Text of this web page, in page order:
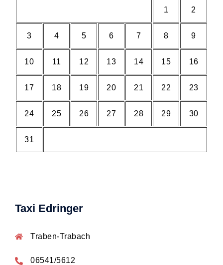
1 2
3 4 5 6 7 8 9
10 11 12 13 14 15 16
17 18 19 20 21 22 23
24 25 26 27 28 29 30
31
Taxi Edringer
Traben-Trabach
06541/5612